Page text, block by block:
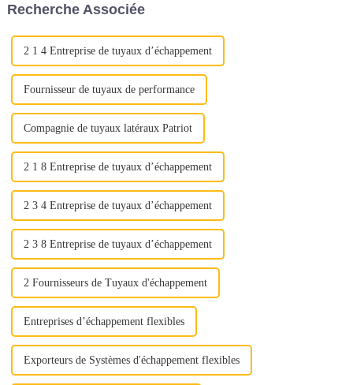
de valeur complète de l'acier
qualité »
Recherche Associée
2 1 4 Entreprise de tuyaux d’échappement
Fournisseur de tuyaux de performance
Compagnie de tuyaux latéraux Patriot
2 1 8 Entreprise de tuyaux d’échappement
2 3 4 Entreprise de tuyaux d’échappement
2 3 8 Entreprise de tuyaux d’échappement
2 Fournisseurs de Tuyaux d'échappement
Entreprises d’échappement flexibles
Exporteurs de Systèmes d'échappement flexibles